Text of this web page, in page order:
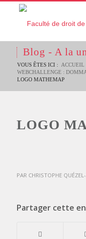
Blog - A la
VOUS ÊTES ICI : ACCUEIL
WEBCHALLENGE :
LOGO MATHEMAP
LOGO
PAR CHRISTOPHE
Partager cette